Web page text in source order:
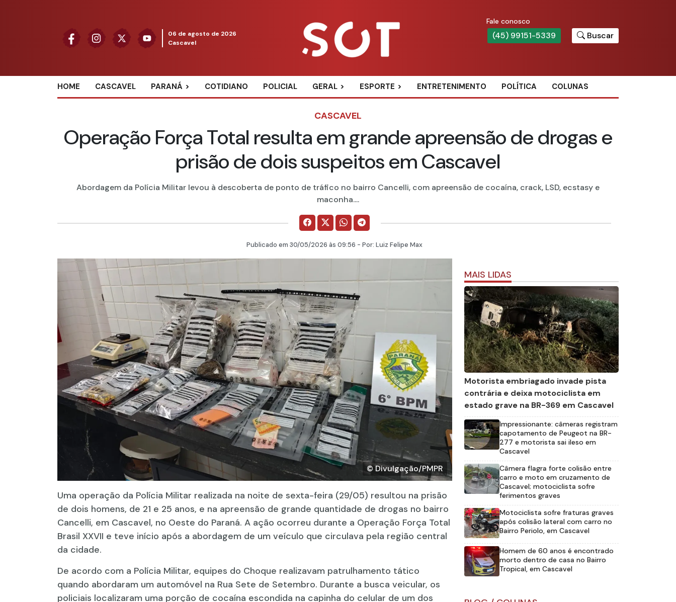
06 de agosto de 2026
Cascavel
Fale conosco
(45) 99151-5339 Buscar
HOME CASCAVEL PARANÁ COTIDIANO POLICIAL GERAL ESPORTE ENTRETENIMENTO POLÍTICA COLUNAS
CASCAVEL
Operação Força Total resulta em grande apreensão de drogas e
prisão de dois suspeitos em Cascavel
Abordagem da Polícia Militar levou à descoberta de ponto de tráfico no bairro Cancelli, com apreensão de cocaína, crack, LSD, ecstasy e
maconha....
Publicado em 30/05/2026 às 09:56 - Por: Luiz Felipe Max
© Divulgação/PMPR
Uma operação da Polícia Militar realizada na noite de sexta-feira (29/05) resultou na prisão
de dois homens, de 21 e 25 anos, e na apreensão de grande quantidade de drogas no bairro
Cancelli, em Cascavel, no Oeste do Paraná. A ação ocorreu durante a Operação Força Total
Brasil XXVII e teve início após a abordagem de um veículo que circulava pela região central
da cidade.
De acordo com a Polícia Militar, equipes do Choque realizavam patrulhamento tático
quando abordaram um automóvel na Rua Sete de Setembro. Durante a busca veicular, os
policiais localizaram uma porção de cocaína escondida na capinha do celular de um dos
MAIS LIDAS
Motorista embriagado invade pista
contrária e deixa motociclista em
estado grave na BR-369 em Cascavel
Impressionante: câmeras registram
capotamento de Peugeot na BR-
277 e motorista sai ileso em
Cascavel
Câmera flagra forte colisão entre
carro e moto em cruzamento de
Cascavel; motociclista sofre
ferimentos graves
Motociclista sofre fraturas graves
após colisão lateral com carro no
Bairro Periolo, em Cascavel
Homem de 60 anos é encontrado
morto dentro de casa no Bairro
Tropical, em Cascavel